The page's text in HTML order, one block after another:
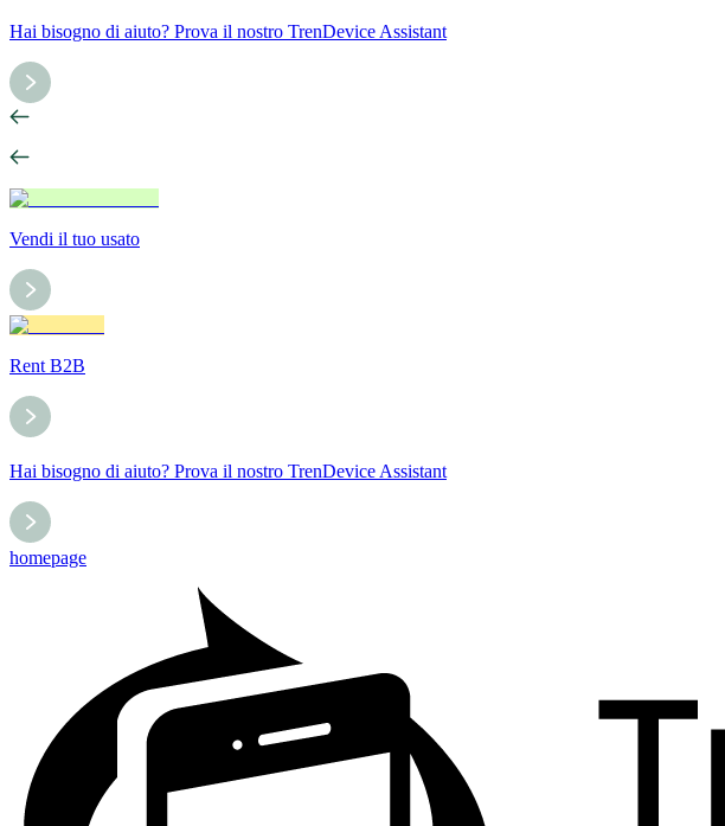
Hai bisogno di aiuto? Prova il nostro TrenDevice Assistant
Vendi il tuo usato
Rent B2B
Hai bisogno di aiuto? Prova il nostro TrenDevice Assistant
homepage